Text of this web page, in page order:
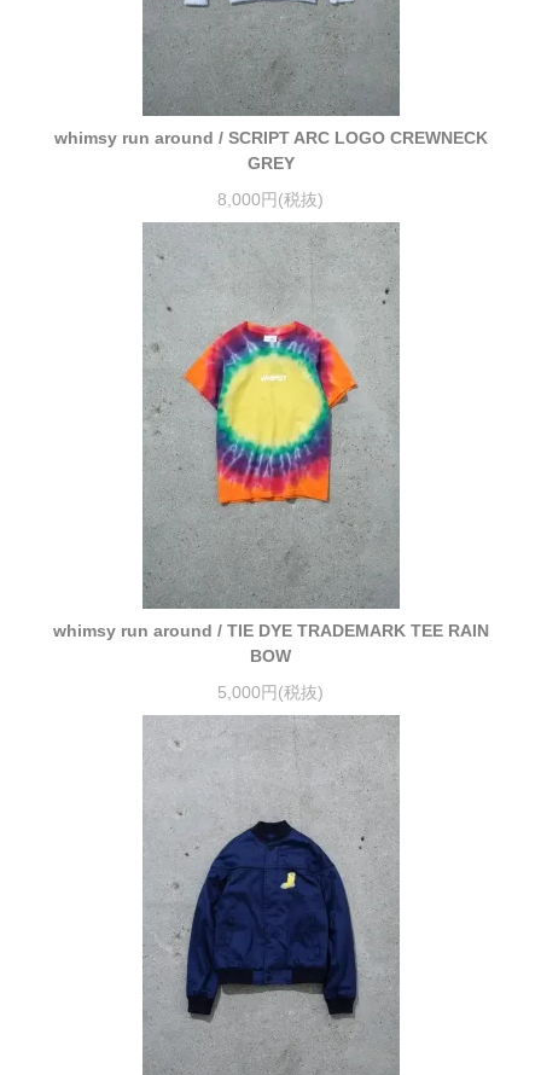
whimsy run around / SCRIPT ARC LOGO CREWNECK
GREY
8,000円(税抜)
whimsy run around / TIE DYE TRADEMARK TEE RAIN
BOW
5,000円(税抜)